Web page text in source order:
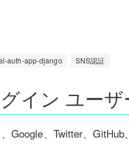
auth-app-django SNS認証
イン ユー
Google、Twitter、